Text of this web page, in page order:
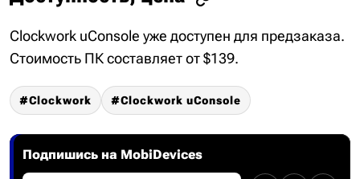
Clockwork uConsole уже доступен для предзаказа.
Стоимость ПК составляет от $139.
Clockwork Clockwork uConsole
Подпишись на MobiDevices